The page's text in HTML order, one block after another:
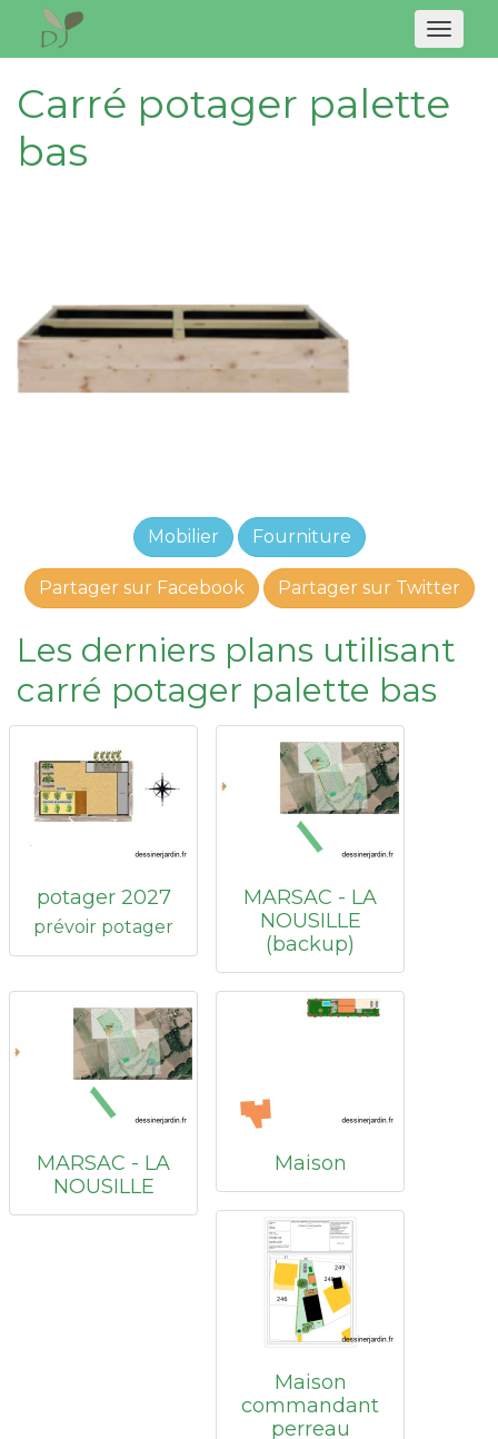
Carré potager palette
bas
Mobilier Fourniture
Partager sur Facebook Partager sur Twitter
Les derniers plans utilisant
carré potager palette bas
potager 2027
prévoir potager
MARSAC - LA
NOUSILLE
(backup)
MARSAC - LA
NOUSILLE
Maison
Maison
commandant
perreau